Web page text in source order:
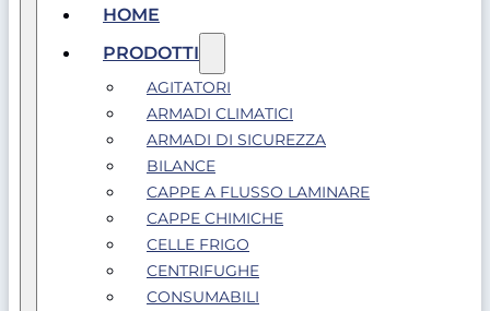
HOME
PRODOTTI
AGITATORI
ARMADI CLIMATICI
ARMADI DI SICUREZZA
BILANCE
CAPPE A FLUSSO LAMINARE
CAPPE CHIMICHE
CELLE FRIGO
CENTRIFUGHE
CONSUMABILI